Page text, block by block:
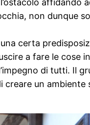
non dunque
certa
a fare le cose
di tutti. Il
un